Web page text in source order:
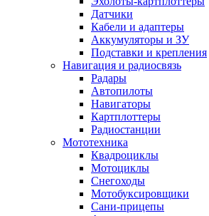
Датчики
Кабели и адаптеры
Аккумуляторы и ЗУ
Подставки и крепления
Навигация и радиосвязь
Радары
Автопилоты
Навигаторы
Картплоттеры
Радиостанции
Мототехника
Квадроциклы
Мотоциклы
Снегоходы
Мотобуксировщики
Сани-прицепы